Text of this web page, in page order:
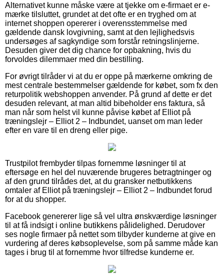
Alternativet kunne måske være at tjekke om e-firmaet er e-
mærke tilsluttet, grundet at det ofte er en tryghed om at
internet shoppen opererer i overensstemmelse med
gældende dansk lovgivning, samt at den lejlighedsvis
undersøges af sagkyndige som forstår retningslinjerne.
Desuden giver det dig chance for opbakning, hvis du
forvoldes dilemmaer med din bestilling.
For øvrigt tilråder vi at du er oppe på mærkerne omkring de
mest centrale bestemmelser gældende for købet, som fx den
returpolitik webshoppen anvender. På grund af dette er det
desuden relevant, at man altid bibeholder ens faktura, så
man når som helst vil kunne påvise købet af Elliot på
træningslejr – Elliot 2 – Indbundet, uanset om man leder
efter en vare til en dreng eller pige.
Trustpilot frembyder tilpas fornemme løsninger til at
eftersøge en hel del nuværende brugeres betragtninger og
af den grund tilrådes det, at du gransker netbutikkens
omtaler af Elliot på træningslejr – Elliot 2 – Indbundet forud
for at du shopper.
Facebook genererer lige så vel ultra ønskværdige løsninger
til at få indsigt i online butikkens pålidelighed. Derudover
ses nogle firmaer på nettet som tilbyder kunderne at give en
vurdering af deres købsoplevelse, som på samme måde kan
tages i brug til at fornemme hvor tilfredse kunderne er.